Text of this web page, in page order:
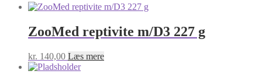
ZooMed reptivite m/D3 227 g
kr. 140,00 Læs mere